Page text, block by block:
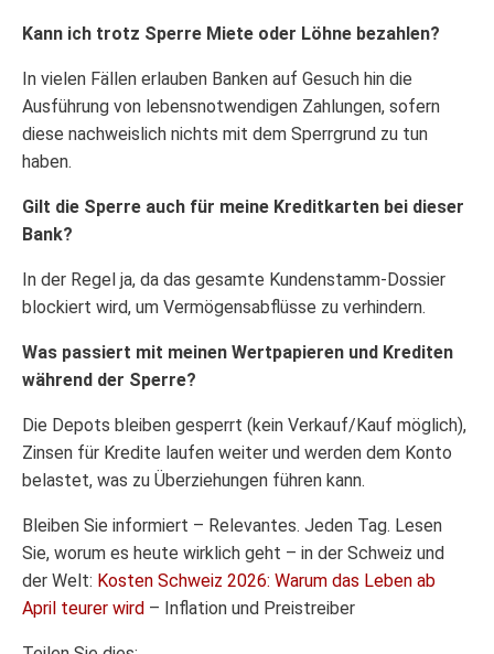
Kann ich trotz Sperre Miete oder Löhne bezahlen?
In vielen Fällen erlauben Banken auf Gesuch hin die
Ausführung von lebensnotwendigen Zahlungen, sofern
diese nachweislich nichts mit dem Sperrgrund zu tun
haben.
Gilt die Sperre auch für meine Kreditkarten bei dieser
Bank?
In der Regel ja, da das gesamte Kundenstamm-Dossier
blockiert wird, um Vermögensabflüsse zu verhindern.
Was passiert mit meinen Wertpapieren und Krediten
während der Sperre?
Die Depots bleiben gesperrt (kein Verkauf/Kauf möglich),
Zinsen für Kredite laufen weiter und werden dem Konto
belastet, was zu Überziehungen führen kann.
Bleiben Sie informiert – Relevantes. Jeden Tag. Lesen
Sie, worum es heute wirklich geht – in der Schweiz und
der Welt: Kosten Schweiz 2026: Warum das Leben ab
April teurer wird – Inflation und Preistreiber